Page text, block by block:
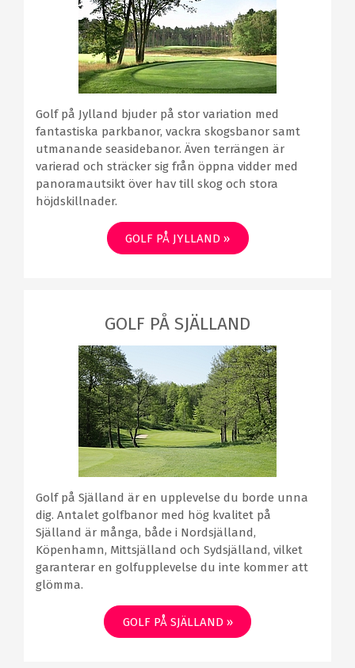
Golf på Jylland bjuder på stor variation med
fantastiska parkbanor, vackra skogsbanor samt
utmanande seasidebanor. Även terrängen är
varierad och sträcker sig från öppna vidder med
panoramautsikt över hav till skog och stora
höjdskillnader.
GOLF PÅ JYLLAND »
GOLF PÅ SJÄLLAND
Golf på Själland är en upplevelse du borde unna
dig. Antalet golfbanor med hög kvalitet på
Själland är många, både i Nordsjälland,
Köpenhamn, Mittsjälland och Sydsjälland, vilket
garanterar en golfupplevelse du inte kommer att
glömma.
GOLF PÅ SJÄLLAND »